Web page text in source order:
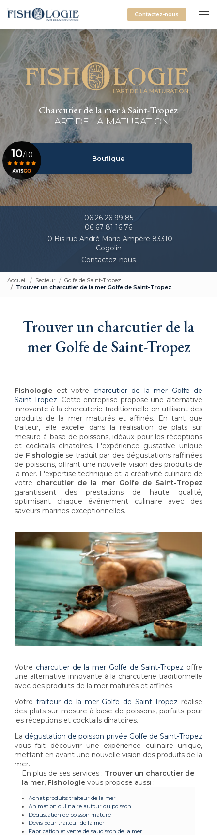
au
principal
Contactez-nous
Charcutier de la mer à Saint-Tropez
L'ART DE LA MATURATION
Boutique
06 26 26 99 85
06 67 81 16 76
10 Bis rue André Marie Ampère 83310
Cogolin
Contactez-nous
10/10
Voir le certificat
Accueil Secteur
Golfe de Saint-Tropez
Trouver un charcutier de la mer Golfe de Saint-Tropez
Trouver un charcutier de la
mer Golfe de Saint-Tropez
Fishologie est votre charcutier de la mer Golfe de
Saint-Tropez. Cette entreprise propose une alternative
innovante à la charcuterie traditionnelle en utilisant des
produits de la mer maturés et affinés. En tant que
traiteur, elle excelle dans la réalisation de plats sur
mesure à base de poissons, idéaux pour les réceptions
et cocktails dînatoires. L'expérience gustative unique
de Fishologiese traduit par des dégustations raffinées
de poissons, offrant une nouvelle vision des produits de
la mer. L'expertise technique et la créativité culinaire de
votre charcutier de la mer Golfe de Saint-Tropez
garantissent des prestations de haute qualité,
optimisant chaque événement culinaire avec des
saveurs marines exceptionnelles.
Votre charcutier de la mer Golfe de Saint-Tropez offre
une alternative innovante à la charcuterie traditionnelle
avec des produits de la mer maturés et affinés.
Votre traiteur de la mer Golfe de Saint-Tropez réalise
des plats sur mesure à base de poissons, parfaits pour
les réceptions et cocktails dînatoires.
La dégustation de poisson privée Golfe de Saint-Tropez
vous fait découvrir une expérience culinaire unique,
mettant en avant une nouvelle vision des produits de la
mer.
En plus de ses services : Trouver un charcutier de
la mer, Fishologie vous propose aussi :
Achat produits traiteur de la mer
Animation culinaire autour du poisson
Dégustation de poisson maturé
Devis pour traiteur de la mer
Fabrication et vente de saucisson de la mer